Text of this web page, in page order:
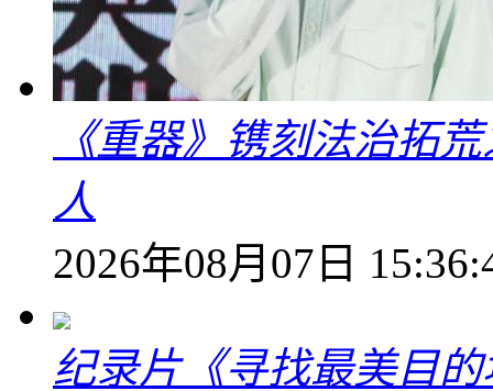
《重器》镌刻法治拓
人
2026年08月07日
纪录片《寻找最美目